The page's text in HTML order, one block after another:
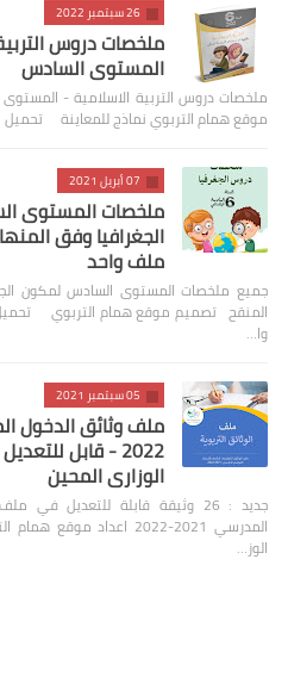
26 سبتمبر 2022
ملخصات دروس
المستوى السادس
ملخصات دروس التربية الاسلامية -
موقع همام التربوي نماذج للمعاينة تحميل
07 أبريل 2021
ملخصات المستوى
الجغرافيا وفق
ملف واحد
جميع ملخصات المستوى السادس لمكون
المنقح تصميم موقع همام التربوي
وا…
05 سبتمبر 2021
2022 - قابل
الوزاري المحين
جديد : 26 وثيقة قابلة للتعديل
المدرسي 2021-2022 اعداد
الوز…